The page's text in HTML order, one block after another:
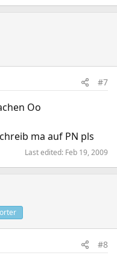
#7
Oo
ma auf PN pls
Last edited: Feb 19, 2009
#8